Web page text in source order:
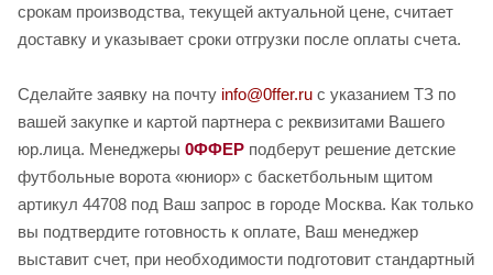
срокам производства, текущей актуальной цене, считает
доставку и указывает сроки отгрузки после оплаты счета.
Сделайте заявку на почту info@0ffer.ru с указанием ТЗ по
вашей закупке и картой партнера с реквизитами Вашего
юр.лица. Менеджеры 0ФФЕР подберут решение детские
футбольные ворота «юниор» с баскетбольным щитом
артикул 44708 под Ваш запрос в городе Москва. Как только
вы подтвердите готовность к оплате, Ваш менеджер
выставит счет, при необходимости подготовит стандартный